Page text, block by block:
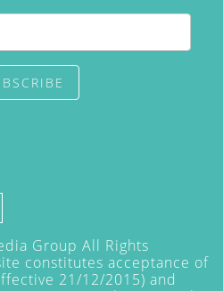
Group All Rights
constitutes acceptance of
21/12/2015) and